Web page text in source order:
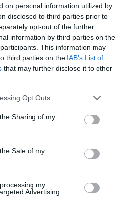
on personal information utilized by
disclosed to third parties prior to
opt-out of the further
information by third parties on the
This information may
third parties on the IAB’s List of
that may further disclose it to other
app uses one or more Google
usage behaviour. You may click to
and its third-party tags to
purposes in below Google
Opt Outs
Sharing of my
Sale of my
my
Advertising.
da bo epidemiologom v
#OstaniZdrav,namenjena
z novim koronavirusom.
bo oddana v mobilni
je danes zagotovil
za javno upravo Peter
prilagojena je slovenskim
na ministrstvu in
javno zdravje.
Mojca Prelesnik je ob tem